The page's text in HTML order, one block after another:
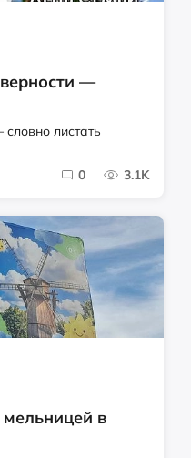
—
листать
0 3.1K
мельницей в